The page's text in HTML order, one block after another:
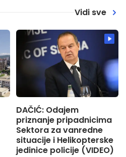
Vidi sve
DAČIĆ: Odajem
priznanje pripadnicima
Sektora za vanredne
situacije i Helikopterske
jedinice policije (VIDEO)